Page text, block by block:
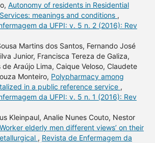
Autonomy of residents in Residential
meanings and conditions ,
da UFPI: v. 5 n. 2 (2016): Rev
Martins dos Santos, Fernando José
Junior, Francisca Tereza de Galiza,
de Araújo Lima, Caique Veloso, Claudete
Monteiro, Polypharmacy among
in a public reference service ,
da UFPI: v. 5 n. 1 (2016): Rev
Kleinpaul, Analie Nunes Couto, Nestor
Worker elderly men different views’ on their
, Revista de Enfermagem da